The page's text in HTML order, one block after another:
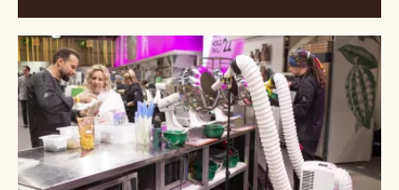
WCM
-
Dragees
2.0